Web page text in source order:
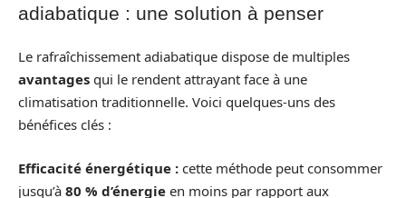
adiabatique : une solution à penser
Le rafraîchissement adiabatique dispose de multiples
avantages qui le rendent attrayant face à une
climatisation traditionnelle. Voici quelques-uns des
bénéfices clés :
Efficacité énergétique : cette méthode peut consommer
jusqu’à 80 % d’énergie en moins par rapport aux